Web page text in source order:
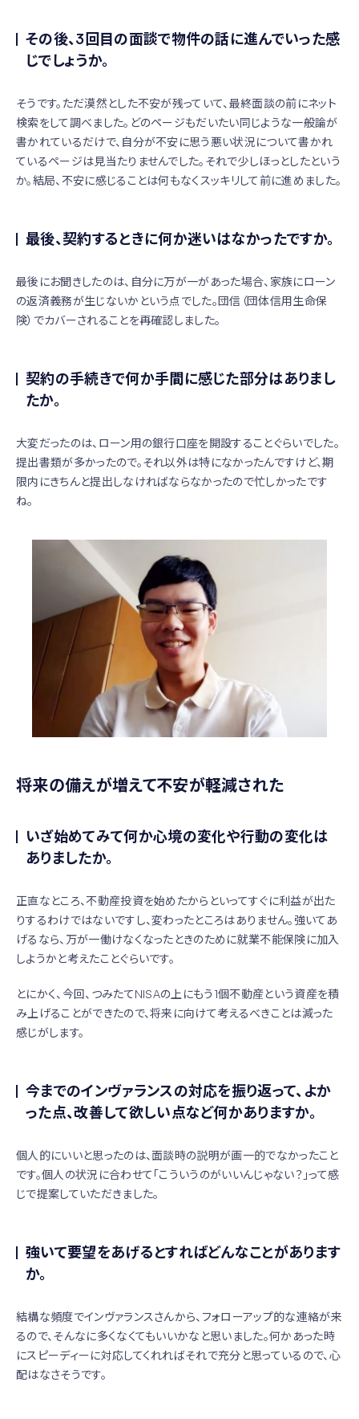
その後、3回目の面談で物件の話に進んでいった感
じでしょうか。
そうです。ただ漠然とした不安が残っていて、最終面談の前にネット
検索をして調べました。どのページもだいたい同じような一般論が
書かれているだけで、自分が不安に思う悪い状況について書かれ
ているページは見当たりませんでした。それで少しほっとしたという
か。結局、不安に感じることは何もなくスッキリして前に進めました。
最後、契約するときに何か迷いはなかったですか。
最後にお聞きしたのは、自分に万が一があった場合、家族にローン
の返済義務が生じないかという点でした。団信（団体信用生命保
険）でカバーされることを再確認しました。
契約の手続きで何か手間に感じた部分はありまし
たか。
大変だったのは、ローン用の銀行口座を開設することぐらいでした。
提出書類が多かったので。それ以外は特になかったんですけど、期
限内にきちんと提出しなければならなかったので忙しかったです
ね。
将来の備えが増えて不安が軽減された
いざ始めてみて何か心境の変化や行動の変化は
ありましたか。
正直なところ、不動産投資を始めたからといってすぐに利益が出た
りするわけではないですし、変わったところはありません。強いてあ
げるなら、万が一働けなくなったときのために就業不能保険に加入
しようかと考えたことぐらいです。
とにかく、今回、つみたてNISAの上にもう1個不動産という資産を積
み上げることができたので、将来に向けて考えるべきことは減った
感じがします。
今までのインヴァランスの対応を振り返って、よか
った点、改善して欲しい点など何かありますか。
個人的にいいと思ったのは、面談時の説明が画一的でなかったこと
です。個人の状況に合わせて「こういうのがいいんじゃない？」って感
じで提案していただきました。
強いて要望をあげるとすればどんなことがあります
か。
結構な頻度でインヴァランスさんから、フォローアップ的な連絡が来
るので、そんなに多くなくてもいいかなと思いました。何かあった時
にスピーディーに対応してくれればそれで充分と思っているので、心
配はなさそうです。